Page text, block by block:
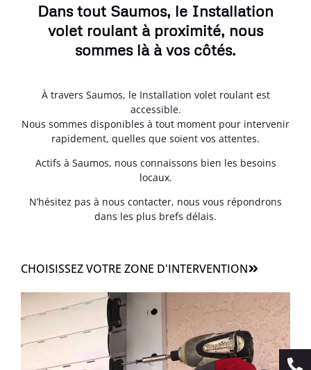
Dans tout Saumos, le Installation
volet roulant à proximité, nous
sommes là à vos côtés.
À travers Saumos, le Installation volet roulant est
accessible.
Nous sommes disponibles à tout moment pour intervenir
rapidement, quelles que soient vos attentes.
Actifs à Saumos, nous connaissons bien les besoins
locaux.
N’hésitez pas à nous contacter, nous vous répondrons
dans les plus brefs délais.
CHOISISSEZ VOTRE ZONE D'INTERVENTION